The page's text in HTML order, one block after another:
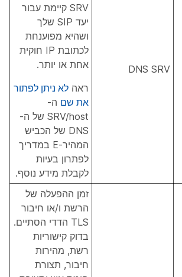
DNS SRV
SRV קיימת עבור
יעד SIP שלך
ושהיא מפוענחת
לכתובת IP חוקית
אחת או יותר.
ראה לא ניתן לפתור
את שם ה-
SRV/host של ה-
DNS של הכביש
המהיר-E במדריך
לפתרון בעיות
לקבלת מידע נוסף.
זמן ההפעלה של
הרשת ו/או חיבור
TLS הדדי הסתיים.
בדוק קישוריות
רשת, מהירות
חיבור, תצורת